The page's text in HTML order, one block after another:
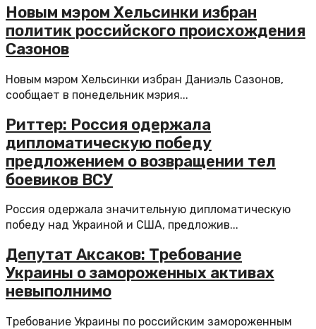
Новым мэром Хельсинки избран
политик российского происхождения
Сазонов
Новым мэром Хельсинки избран Даниэль Сазонов,
сообщает в понедельник мэрия...
Риттер: Россия одержала
дипломатическую победу
предложением о возвращении тел
боевиков ВСУ
Россия одержала значительную дипломатическую
победу над Украиной и США, предложив...
Депутат Аксаков: Требование
Украины о замороженных активах
невыполнимо
Требование Украины по российским замороженным